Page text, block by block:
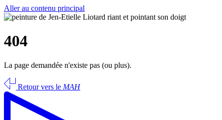
Aller au contenu principal
404
La page demandée n'existe pas (ou plus).
Retour vers le MAH